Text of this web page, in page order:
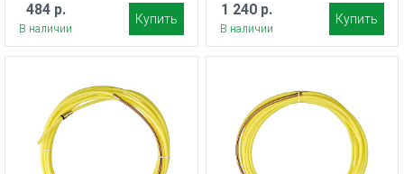
484 р.
В наличии
Купить
1 240 р.
В наличии
Купить